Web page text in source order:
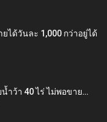
ยได้วันละ 1,000 กว่าอยู่ได้
ำว้า 40 ไร่ ไม่พอขาย…